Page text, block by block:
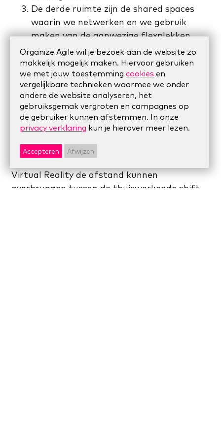
De derde ruimte zijn de shared spaces
waarin we netwerken en we gebruik
maken van de aanwezige flexplekken.
Look & Feel van de
vierde ruimte
Eigenlijk lopen inmiddels ruimte 1,2 en 3 als
een mengelmoes door elkaar. Veel bedrijven
zijn op zoek naar een nieuwe inrichting van
hun kantoorpanden. Zo worden kantoren in
de toekomst voornamelijk sociale
ontmoetingsplekken waarin we juist met
Virtual Reality de afstand kunnen
overbruggen tussen de thuiswerkende shift
Organize Agile wil je bezoek aan de website zo
makkelijk mogelijk maken. Hiervoor gebruiken
we met jouw toestemming cookies en
vergelijkbare technieken waarmee we onder
andere de website analyseren, het
gebruiksgemak vergroten en campagnes op
de gebruiker kunnen afstemmen. In onze
privacy verklaring kun je hierover meer lezen.
Accepteren Afwijzen